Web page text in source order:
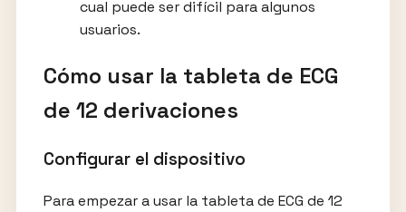
cual puede ser difícil para algunos
usuarios.
Cómo usar la tableta de ECG
de 12 derivaciones
Configurar el dispositivo
Para empezar a usar la tableta de ECG de 12